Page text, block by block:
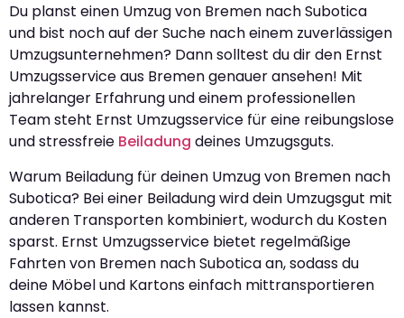
Du planst einen Umzug von Bremen nach Subotica
und bist noch auf der Suche nach einem zuverlässigen
Umzugsunternehmen? Dann solltest du dir den Ernst
Umzugsservice aus Bremen genauer ansehen! Mit
jahrelanger Erfahrung und einem professionellen
Team steht Ernst Umzugsservice für eine reibungslose
und stressfreie Beiladung deines Umzugsguts.
Warum Beiladung für deinen Umzug von Bremen nach
Subotica? Bei einer Beiladung wird dein Umzugsgut mit
anderen Transporten kombiniert, wodurch du Kosten
sparst. Ernst Umzugsservice bietet regelmäßige
Fahrten von Bremen nach Subotica an, sodass du
deine Möbel und Kartons einfach mittransportieren
lassen kannst.